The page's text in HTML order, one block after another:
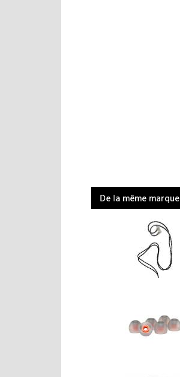
De la même marque